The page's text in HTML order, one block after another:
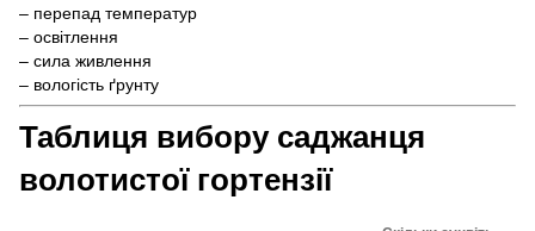
– перепад температур
– освітлення
– сила живлення
– вологість ґрунту
Таблиця вибору саджанця
волотистої гортензії